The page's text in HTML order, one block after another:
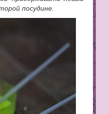
посудине.